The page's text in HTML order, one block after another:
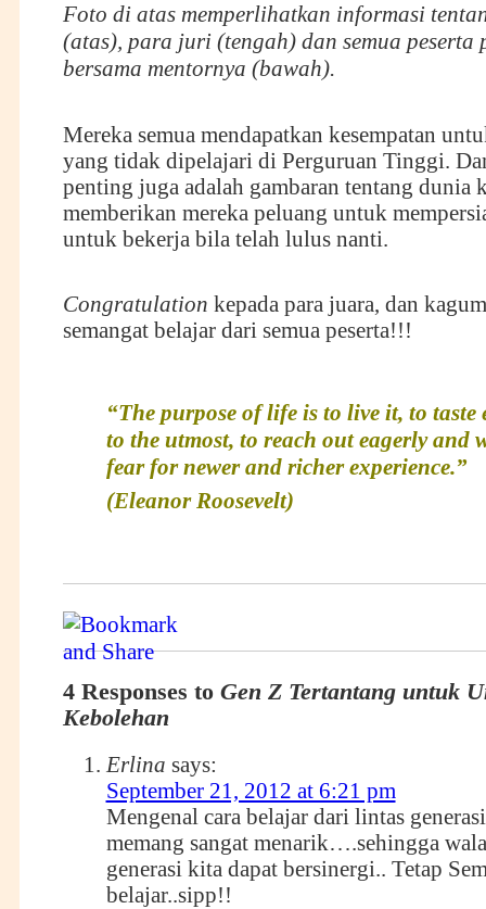
Foto di atas memperlihatkan informasi
(atas), para juri (tengah) dan semua peserta
bersama mentornya (bawah).
Mereka semua mendapatkan kesempatan
yang tidak dipelajari di Perguruan Tinggi.
penting juga adalah gambaran tentang dunia
memberikan mereka peluang untuk
untuk bekerja bila telah lulus nanti.
Congratulation kepada para juara, dan
semangat belajar dari semua peserta!!!
“The purpose of life is to live it, to taste
to the utmost, to reach out eagerly and
fear for newer and richer experience.”
(Eleanor Roosevelt)
4 Responses to Gen Z Tertantang untuk
Kebolehan
Erlina says:
September 21, 2012 at 6:21 pm
Mengenal cara belajar dari lintas generasi
memang sangat menarik….sehingga
generasi kita dapat bersinergi.. Tetap
belajar..sipp!!